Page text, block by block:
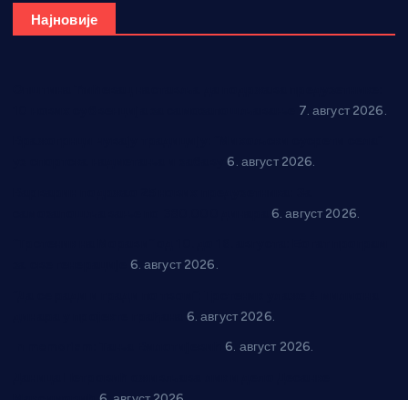
Најновије
7. август 2026.
6. август 2026.
6. август 2026.
6. август 2026.
6. август 2026.
6. август 2026.